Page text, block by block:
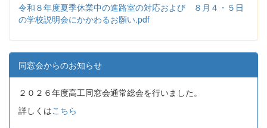
令和８年度夏季休業中の進路室の対応および ８月４・５日
の学校説明会にかかわるお願い.pdf
同窓会からのお知らせ
２０２６年度高工同窓会通常総会を行いました。
詳しくはこちら